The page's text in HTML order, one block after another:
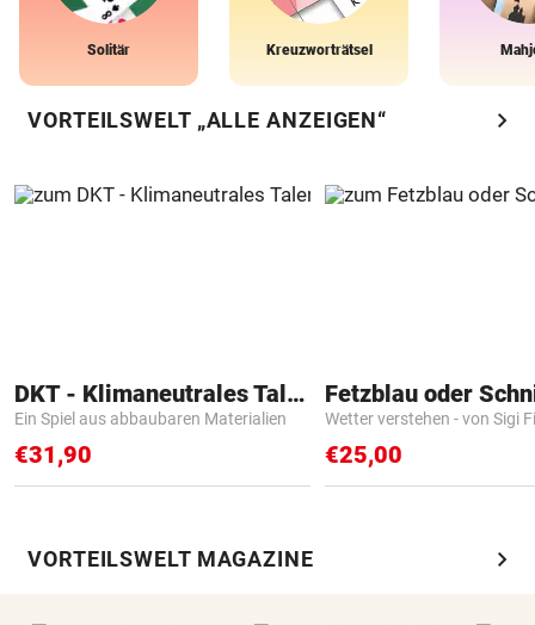
Solitär Kreuzworträtsel
VORTEILSWELT „ALLE ANZEIGEN“ chevron_right
DKT - Klimaneutrales Talent
Ein Spiel aus abbaubaren Materialien
€31,90
Fetzblau oder
Wetter verstehen - von Sigi
€25,00
VORTEILSWELT MAGAZINE chevron_right